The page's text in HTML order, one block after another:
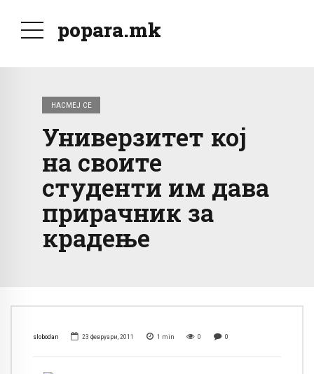
popara.mk
НАСМЕЈ СЕ
Универзитет кој
на своите
студенти им дава
прирачник за
крадење
slobodan 23 февруари, 2011 1 min 0 0